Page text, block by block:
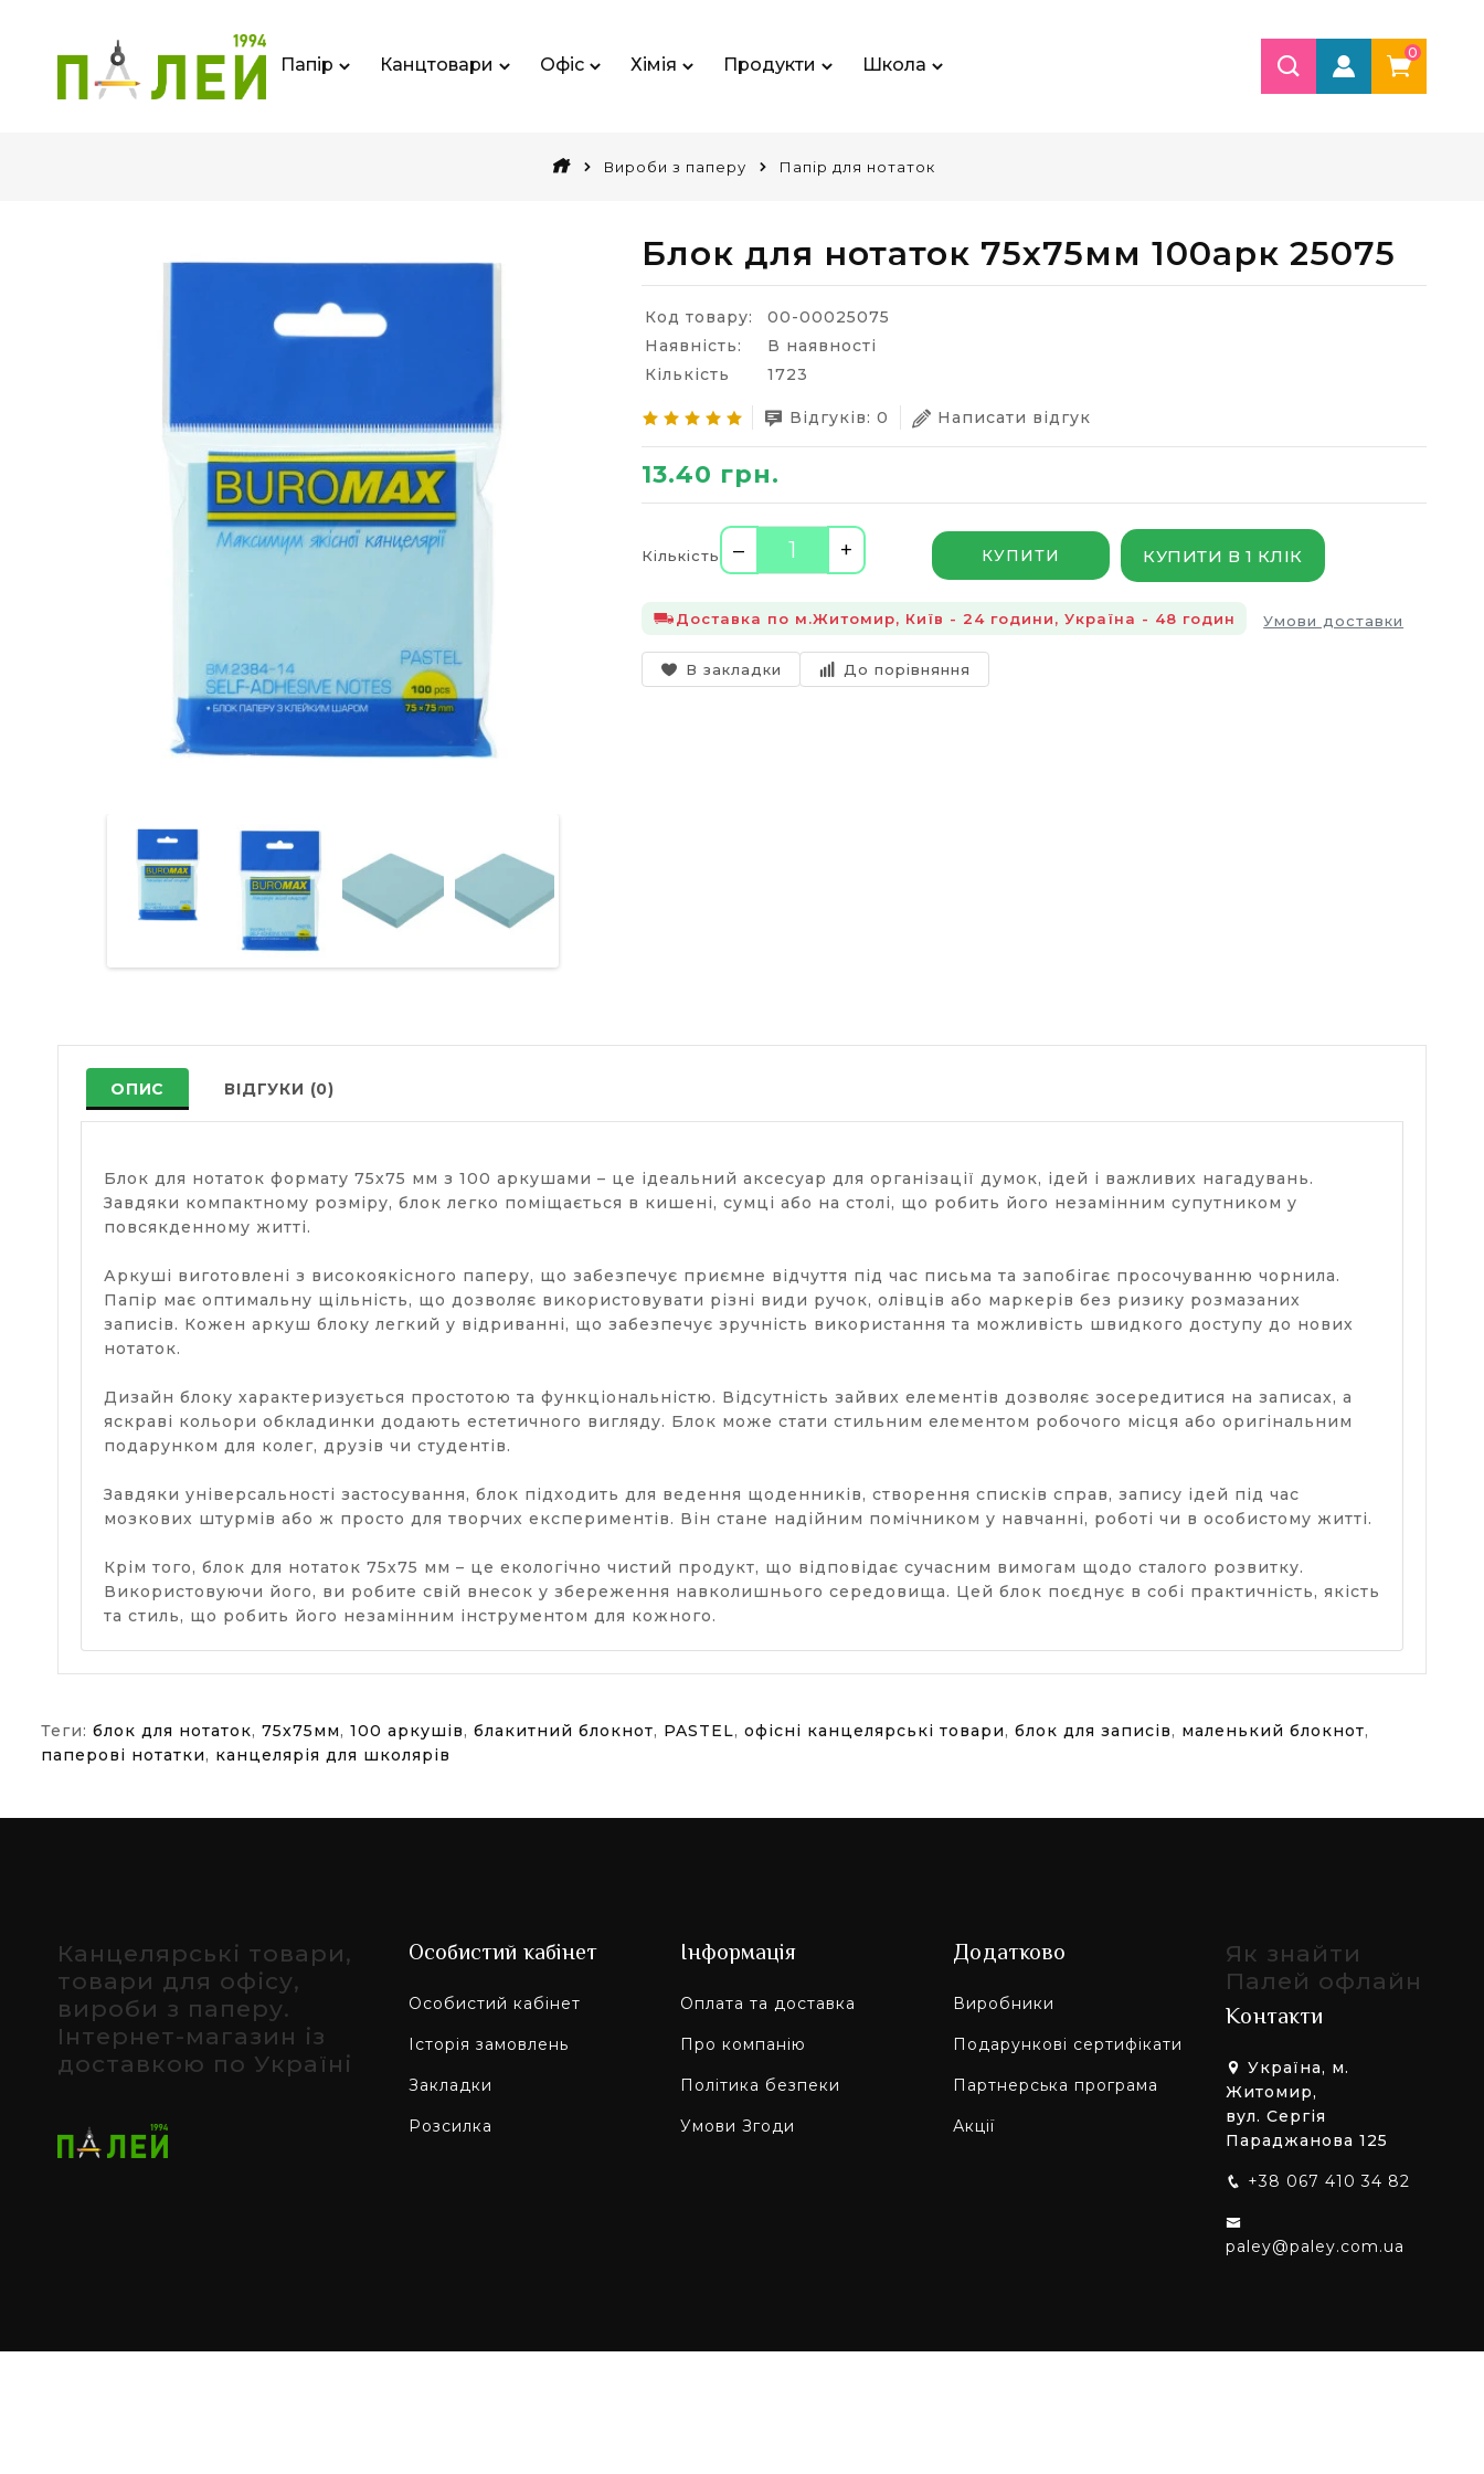
Папір Канцтовари Офіс Хімія Продукти Школа
0
Вироби з паперу Папір для нотаток
Блок для нотаток 75х75мм 100арк 25075
Код товару:
00-00025075
Наявність:
В наявності
Кількість
1723
Відгуків: 0 Написати відгук
13.40 грн.
Кількість – + КУПИТИ КУПИТИ В 1 КЛІК
Доставка по м.Житомир, Київ - 24 години, Україна - 48 годин Умови доставки
В закладки До порівняння
ОПИС ВІДГУКИ (0)
Блок для нотаток формату 75х75 мм з 100 аркушами – це ідеальний аксесуар для організації думок, ідей і важливих нагадувань.
Завдяки компактному розміру, блок легко поміщається в кишені, сумці або на столі, що робить його незамінним супутником у
повсякденному житті.
Аркуші виготовлені з високоякісного паперу, що забезпечує приємне відчуття під час письма та запобігає просочуванню чорнила.
Папір має оптимальну щільність, що дозволяє використовувати різні види ручок, олівців або маркерів без ризику розмазаних
записів. Кожен аркуш блоку легкий у відриванні, що забезпечує зручність використання та можливість швидкого доступу до нових
нотаток.
Дизайн блоку характеризується простотою та функціональністю. Відсутність зайвих елементів дозволяє зосередитися на записах, а
яскраві кольори обкладинки додають естетичного вигляду. Блок може стати стильним елементом робочого місця або оригінальним
подарунком для колег, друзів чи студентів.
Завдяки універсальності застосування, блок підходить для ведення щоденників, створення списків справ, запису ідей під час
мозкових штурмів або ж просто для творчих експериментів. Він стане надійним помічником у навчанні, роботі чи в особистому житті.
Крім того, блок для нотаток 75х75 мм – це екологічно чистий продукт, що відповідає сучасним вимогам щодо сталого розвитку.
Використовуючи його, ви робите свій внесок у збереження навколишнього середовища. Цей блок поєднує в собі практичність, якість
та стиль, що робить його незамінним інструментом для кожного.
Теги: блок для нотаток, 75х75мм, 100 аркушів, блакитний блокнот, PASTEL, офісні канцелярські товари, блок для записів, маленький блокнот,
паперові нотатки, канцелярія для школярів
Канцелярські товари,
товари для офісу,
вироби з паперу.
Інтернет-магазин із
доставкою по Україні
Особистий кабінет
Особистий кабінет
Історія замовлень
Закладки
Розсилка
Інформація
Оплата та доставка
Про компанію
Політика безпеки
Умови Згоди
Додатково
Виробники
Подарункові сертифікати
Партнерська програма
Акції
Як знайти
Палей офлайн
Контакти
Україна, м.
Житомир,
вул. Сергія
Параджанова 125
+38 067 410 34 82
paley@paley.com.ua